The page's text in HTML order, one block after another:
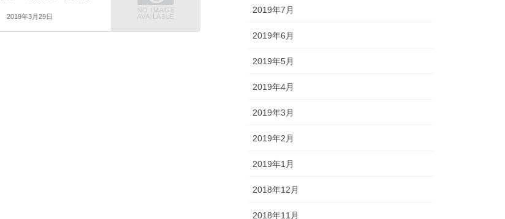
2019年3月29日
2019年7月
2019年6月
2019年5月
2019年4月
2019年3月
2019年2月
2019年1月
2018年12月
2018年11月